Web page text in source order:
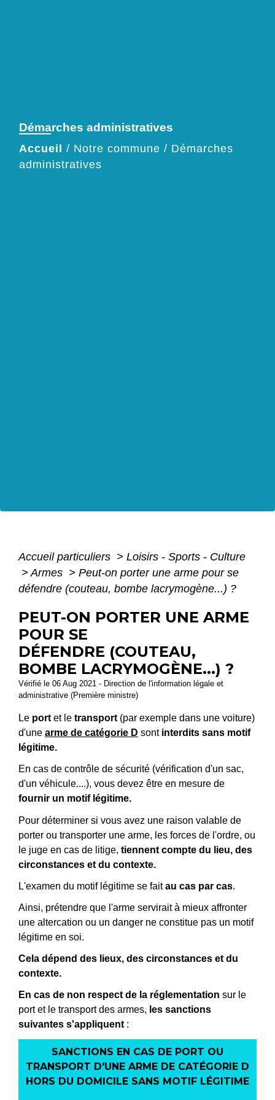
Démarches administratives
Accueil / Notre commune / Démarches
administratives
Accueil particuliers > Loisirs - Sports - Culture
> Armes > Peut-on porter une arme pour se
défendre (couteau, bombe lacrymogène...) ?
PEUT-ON PORTER UNE ARME
POUR SE
DÉFENDRE (COUTEAU,
BOMBE LACRYMOGÈNE...) ?
Vérifié le 06 Aug 2021 - Direction de l'information légale et
administrative (Première ministre)
Le port et le transport (par exemple dans une voiture)
d'une arme de catégorie D sont interdits sans motif
légitime.
En cas de contrôle de sécurité (vérification d'un sac,
d'un véhicule....), vous devez être en mesure de
fournir un motif légitime.
Pour déterminer si vous avez une raison valable de
porter ou transporter une arme, les forces de l'ordre, ou
le juge en cas de litige, tiennent compte du lieu, des
circonstances et du contexte.
L'examen du motif légitime se faitau cas par cas.
Ainsi, prétendre que l'arme servirait à mieux affronter
une altercation ou un danger ne constitue pas un motif
légitime en soi.
Cela dépend des lieux, des circonstances et du
contexte.
En cas de non respect de la réglementation sur le
port et le transport des armes, les sanctions
suivantes s'appliquent:
SANCTIONS EN CAS DE PORT OU
TRANSPORT D'UNE ARME DE CATÉGORIE D
HORS DU DOMICILE SANS MOTIF LÉGITIME